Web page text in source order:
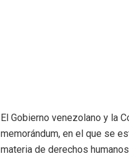
El Gobierno venezolano y la
memorándum, en el que se
materia de derechos